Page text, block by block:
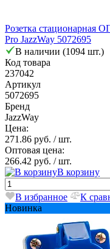
Розетка стационарная
Pro JazzWay 5072695
В наличии (1094 шт.)
Код товара
237042
Артикул
5072695
Бренд
JazzWay
Цена:
271.86 руб. / шт.
Оптовая цена:
266.42 руб. / шт.
В корзину
В избранное
К
Новинка